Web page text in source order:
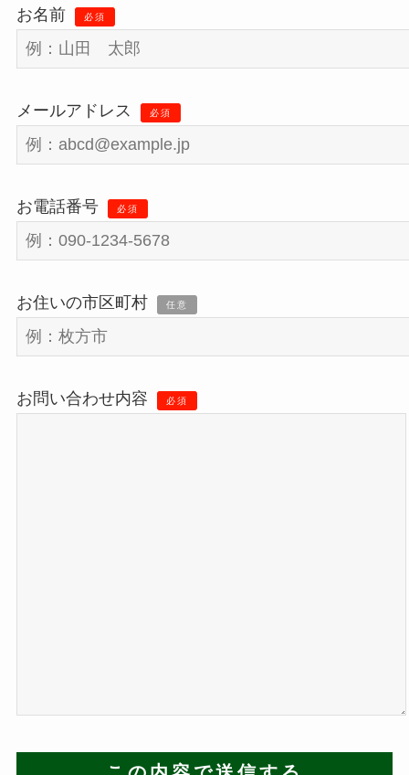
お名前 必須
メールアドレス 必須
お電話番号 必須
お住いの市区町村 任意
お問い合わせ内容 必須